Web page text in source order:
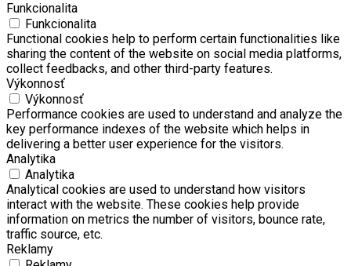
Funkcionalita
Funkcionalita
Functional cookies help to perform certain functionalities like
sharing the content of the website on social media platforms,
collect feedbacks, and other third-party features.
Výkonnosť
Výkonnosť
Performance cookies are used to understand and analyze the
key performance indexes of the website which helps in
delivering a better user experience for the visitors.
Analytika
Analytika
Analytical cookies are used to understand how visitors
interact with the website. These cookies help provide
information on metrics the number of visitors, bounce rate,
traffic source, etc.
Reklamy